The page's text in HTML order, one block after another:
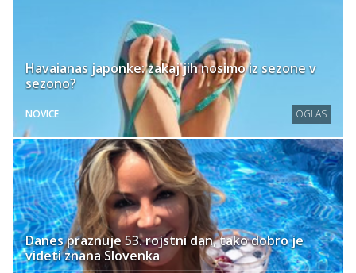
Havaianas japonke: zakaj jih nosimo iz sezone v
sezono?
NOVICE OGLAS
Danes praznuje 53. rojstni dan, tako dobro je
videti znana Slovenka